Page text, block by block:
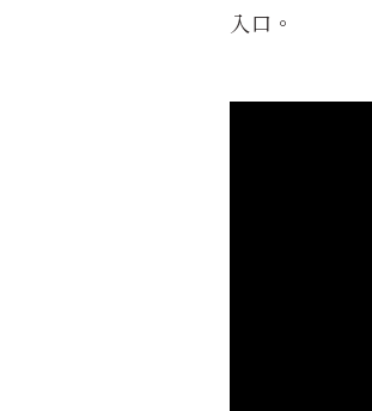
入口。